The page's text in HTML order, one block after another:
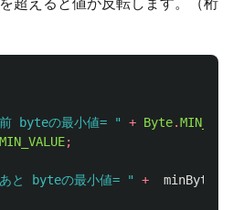
byteの最小値= " + Byte.
MIN_VALUE;
と byteの最小値= " + minByte